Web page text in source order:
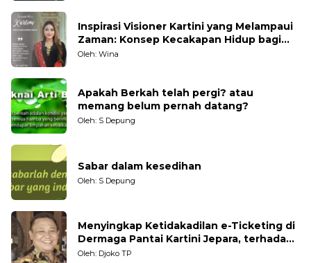
Inspirasi Visioner Kartini yang Melampaui
Zaman: Konsep Kecakapan Hidup bagi
Generasi Muda
Oleh: Wina
Apakah Berkah telah pergi? atau
memang belum pernah datang?
Oleh: S Depung
Sabar dalam kesedihan
Oleh: S Depung
Menyingkap Ketidakadilan e-Ticketing di
Dermaga Pantai Kartini Jepara, terhadap
Nelayan Tradisional
Oleh: Djoko TP